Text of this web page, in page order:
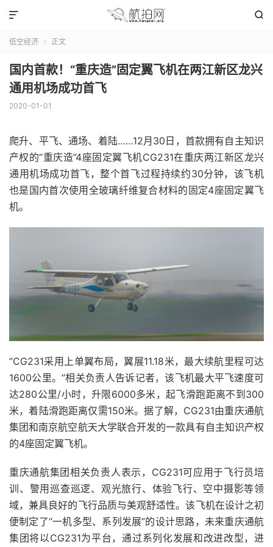


低空经济  正文
国内首款！“重庆造”固定翼飞机在两江新区龙兴
通用机场成功首飞
2020-01-01
爬升、平飞、通场、着陆……12月30日，首款拥有自主知识
产权的“重庆造”4座固定翼飞机CG231在重庆两江新区龙兴
通用机场成功首飞，整个首飞过程持续约30分钟，该飞机
也是国内首次使用全玻璃纤维复合材料的固定4座固定翼飞
机。
“CG231采用上单翼布局，翼展11.18米，最大续航里程可达
1600公里。”相关负责人告诉记者，该飞机最大平飞速度可
达280公里/小时，升限6000多米，起飞滑跑距离不到300
米，着陆滑跑距离仅需150米。据了解，CG231由重庆通航
集团和南京航空航天大学联合开发的一款具有自主知识产权
的4座固定翼飞机。
重庆通航集团相关负责人表示，CG231可应用于飞行员培
训、警用巡查巡逻、观光旅行、体验飞行、空中摄影等领
域，兼具良好的飞行品质与美观舒适性。该飞机在设计之初
便制定了“一机多型、系列发展”的设计思路，未来重庆通航
集团将以CG231为平台，通过系列化发展和改进改型，进